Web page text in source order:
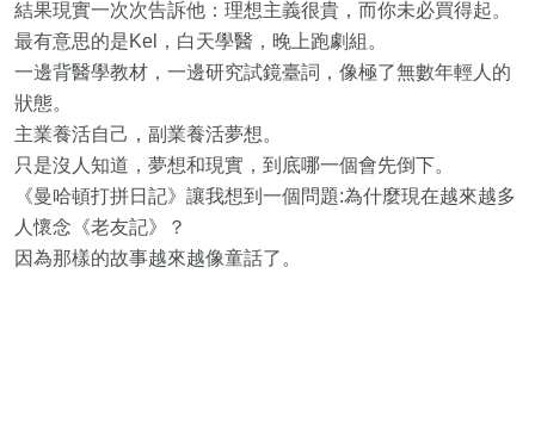
結果現實一次次告訴他：理想主義很貴，而你未必買得起。
最有意思的是Kel，白天學醫，晚上跑劇組。
一邊背醫學教材，一邊研究試鏡臺詞，像極了無數年輕人的
狀態。
主業養活自己，副業養活夢想。
只是沒人知道，夢想和現實，到底哪一個會先倒下。
《曼哈頓打拼日記》讓我想到一個問題:為什麼現在越來越多
人懷念《老友記》？
因為那樣的故事越來越像童話了。